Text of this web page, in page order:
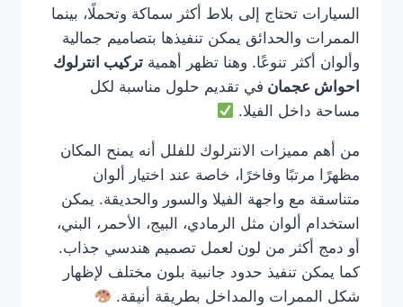
السيارات تحتاج إلى بلاط أكثر سماكة وتحملًا، بينما
الممرات والحدائق يمكن تنفيذها بتصاميم جمالية
وألوان أكثر تنوعًا. وهنا تظهر أهمية تركيب انترلوك
احواش عجمان في تقديم حلول مناسبة لكل
مساحة داخل الفيلا.
من أهم مميزات الانترلوك للفلل أنه يمنح المكان
مظهرًا مرتبًا وفاخرًا، خاصة عند اختيار ألوان
متناسقة مع واجهة الفيلا والسور والحديقة. يمكن
استخدام ألوان مثل الرمادي، البيج، الأحمر، البني،
أو دمج أكثر من لون لعمل تصميم هندسي جذاب.
كما يمكن تنفيذ حدود جانبية بلون مختلف لإظهار
شكل الممرات والمداخل بطريقة أنيقة.